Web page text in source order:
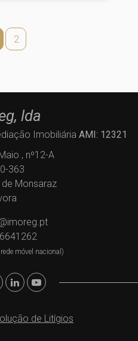
2
lda
Imobiliária AMI: 12321
, nº12-A
363
de Monsaraz
móvel nacional)
de Litígios